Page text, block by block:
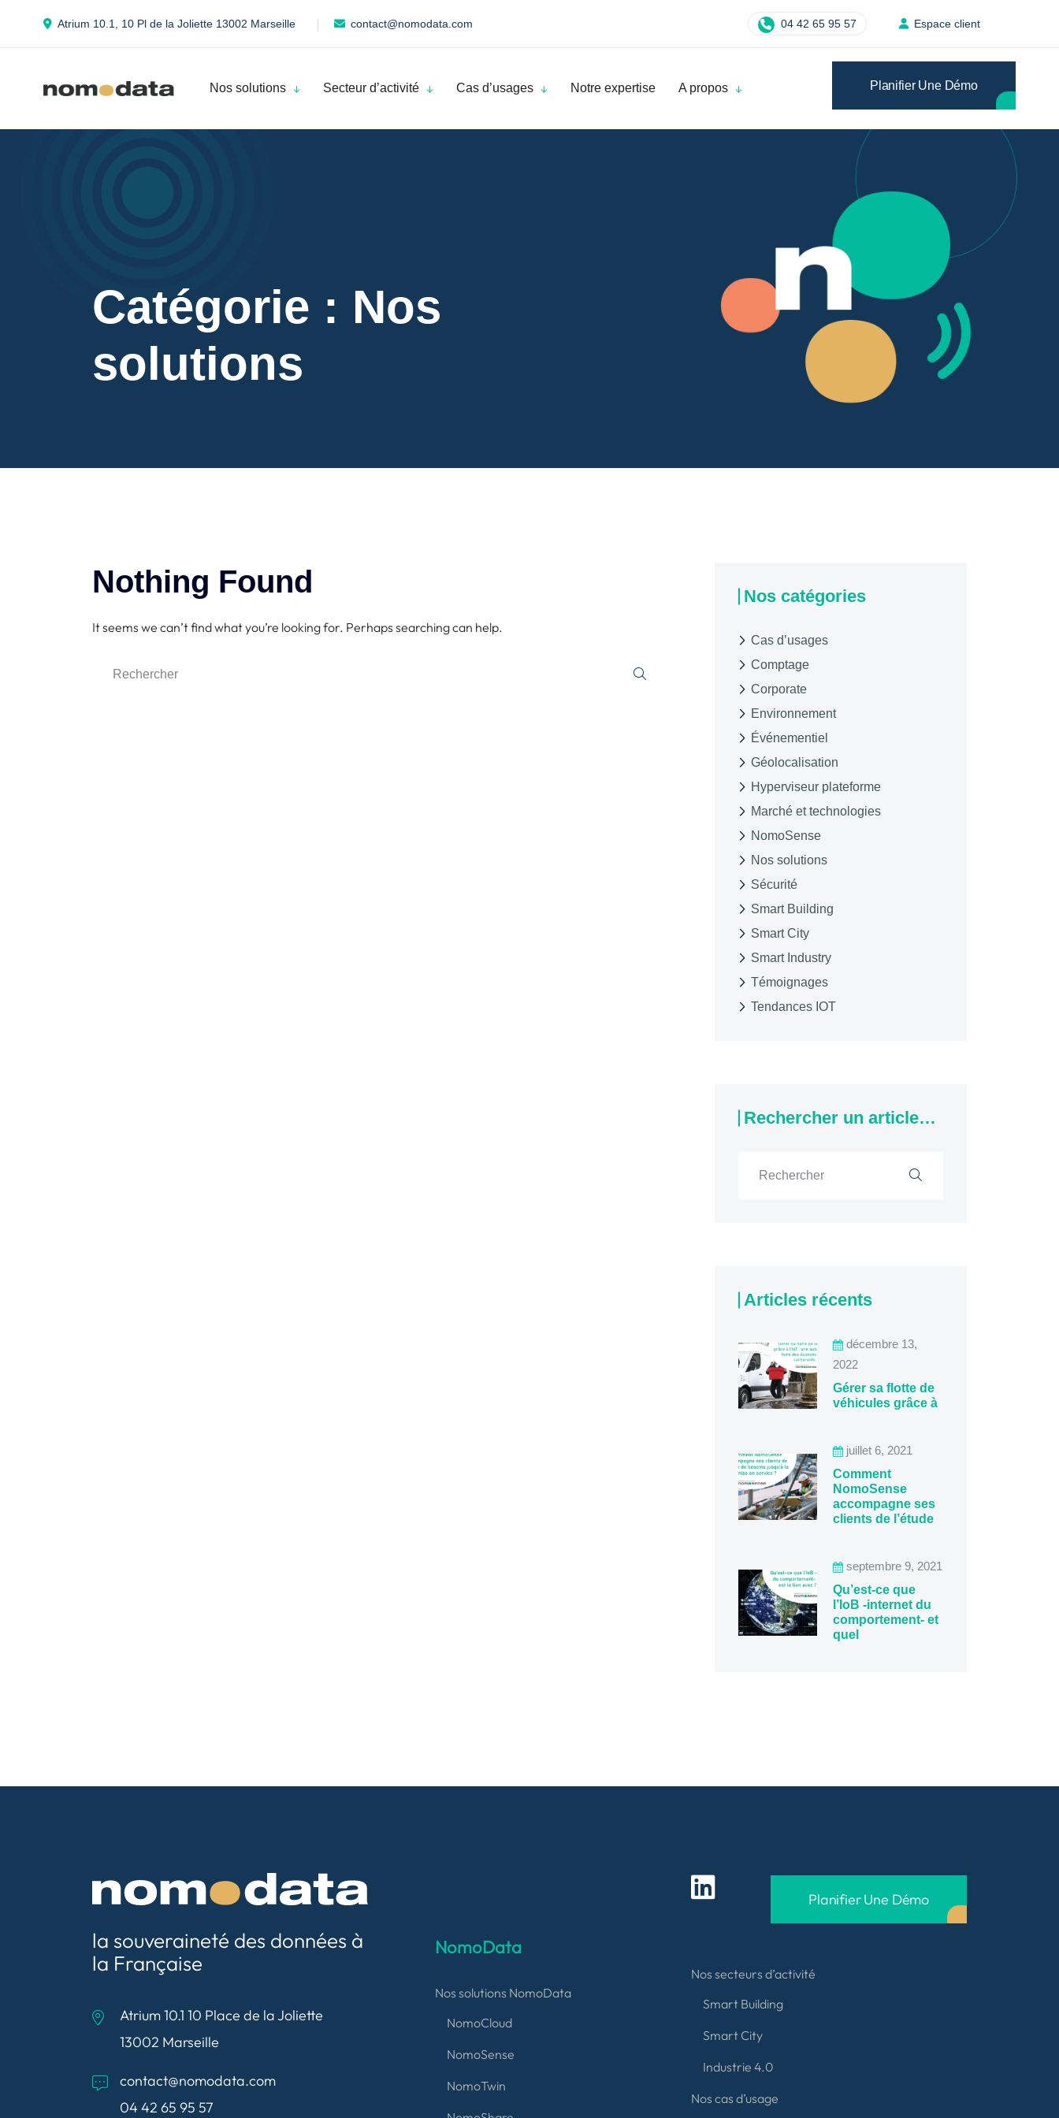
Atrium 10.1, 10 Pl de la Joliette 13002 Marseille contact@nomodata.com 04 42 65 95 57 Espace client
Nos solutions Secteur d’activité Cas d’usages Notre expertise A propos Planifier Une Démo
Catégorie : Nos
solutions
Nothing Found
It seems we can’t find what you’re looking for. Perhaps searching can help.
Nos catégories
Cas d’usages
Comptage
Corporate
Environnement
Événementiel
Géolocalisation
Hyperviseur plateforme
Marché et technologies
NomoSense
Nos solutions
Sécurité
Smart Building
Smart City
Smart Industry
Témoignages
Tendances IOT
Rechercher un article…
Articles récents
décembre 13,
2022
Gérer sa flotte de
véhicules grâce à
juillet 6, 2021
Comment
NomoSense
accompagne ses
clients de l’étude
septembre 9, 2021
Qu’est-ce que
l’IoB -internet du
comportement- et
quel
la souveraineté des données à
la Française
Atrium 10.1 10 Place de la Joliette
13002 Marseille
contact@nomodata.com
04 42 65 95 57
NomoData
Nos solutions NomoData
NomoCloud
NomoSense
NomoTwin
Planifier Une Démo
Nos secteurs d’activité
Smart Building
Smart City
Industrie 4.0
Nos cas d’usage